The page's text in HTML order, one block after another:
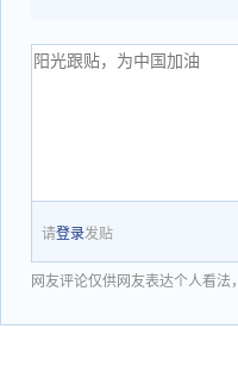
请登录发贴
网友评论仅供网友表达个人看